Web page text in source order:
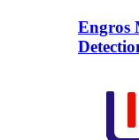
Engros